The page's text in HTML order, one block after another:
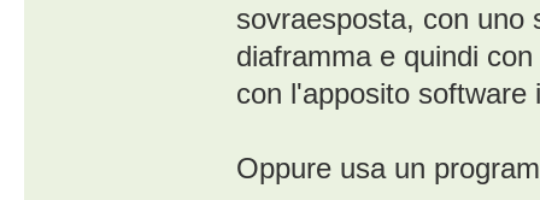
sovraesposta, con uno
diaframma e quindi
con l'apposito
Oppure usa un